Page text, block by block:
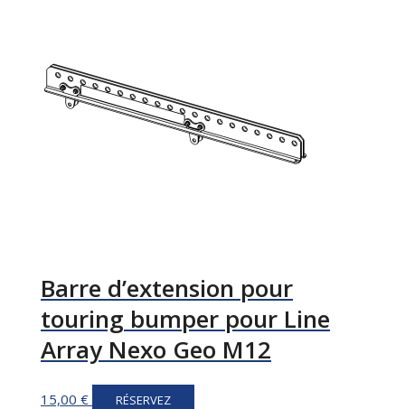
Barre d’extension pour
touring bumper pour Line
Array Nexo Geo M12
15,00 € RÉSERVEZ